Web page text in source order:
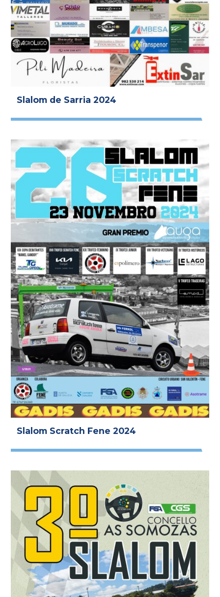
Slalom de Sarria 2024
Slalom Scratch Fene 2024